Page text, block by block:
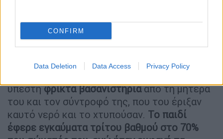
CONFIRM
Data Deletion Data Access Privacy Policy
πέτα την».
Έριχνε καυτό νερό στο μωρό για να
υπέστηφρικτά βασανιστήριααπό τη μητέρα
του και τον σύντροφό της, που του έριξαν
καυτό νερό και το χτυπούσαν. Το παιδί
έφερε εγκαύματα τρίτου βαθμού στο 70%